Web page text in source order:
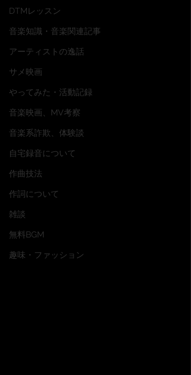
DTMレッスン
音楽知識・音楽関連記事
アーティストの逸話
サメ映画
やってみた・活動記録
音楽映画、MV考察
音楽系詐欺、体験談
自宅録音について
作曲技法
作詞について
雑談
無料BGM
趣味・ファッション